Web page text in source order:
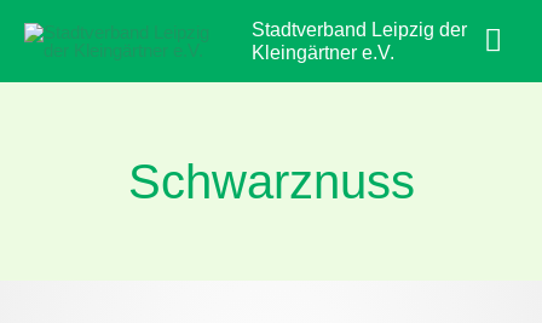
Inhalt
springen
Stadtverband Leipzig der
Kleingärtner e.V.
Schwarznuss